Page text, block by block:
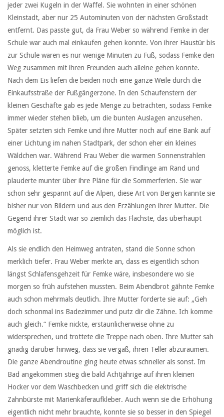
jeder zwei Kugeln in der Waffel. Sie wohnten in einer schönen
Kleinstadt, aber nur 25 Autominuten von der nächsten Großstadt
entfernt. Das passte gut, da Frau Weber so während Femke in der
Schule war auch mal einkaufen gehen konnte. Von ihrer Haustür bis
zur Schule waren es nur wenige Minuten zu Fuß, sodass Femke den
Weg zusammen mit ihren Freunden auch alleine gehen konnte.
Nach dem Eis liefen die beiden noch eine ganze Weile durch die
Einkaufsstraße der Fußgängerzone. In den Schaufenstern der
kleinen Geschäfte gab es jede Menge zu betrachten, sodass Femke
immer wieder stehen blieb, um die bunten Auslagen anzusehen.
Später setzten sich Femke und ihre Mutter noch auf eine Bank auf
einer Lichtung im nahen Stadtpark, der schon eher ein kleines
Wäldchen war. Während Frau Weber die warmen Sonnenstrahlen
genoss, kletterte Femke auf die großen Findlinge am Rand und
plauderte munter über ihre Pläne für die Sommerferien. Sie war
schon sehr gespannt auf die Alpen, diese Art von Bergen kannte sie
bisher nur von Bildern und aus den Erzählungen ihrer Mutter. Die
Gegend ihrer Stadt war so ziemlich das Flachste, das überhaupt
möglich ist.
Als sie endlich den Heimweg antraten, stand die Sonne schon
merklich tiefer. Frau Weber merkte an, dass es eigentlich schon
längst Schlafensgehzeit für Femke wäre, insbesondere wo sie
morgen so früh aufstehen mussten. Beim Abendbrot gähnte Femke
auch schon mehrmals deutlich. Ihre Mutter forderte sie auf: „Geh
doch schonmal ins Badezimmer und putz dir die Zähne. Ich komme
auch gleich.“ Femke nickte, erstaunlicherweise ohne zu
widersprechen, und trottete die Treppe nach oben. Ihre Mutter sah
gnädig darüber hinweg, dass sie vergaß, ihren Teller abzuräumen.
Die ganze Abendroutine ging heute etwas schneller als sonst. Im
Bad angekommen stieg die bald Achtjährige auf ihren kleinen
Hocker vor dem Waschbecken und griff sich die elektrische
Zahnbürste mit Marienkäferaufkleber. Auch wenn sie die Erhöhung
eigentlich nicht mehr brauchte, konnte sie so besser in den Spiegel